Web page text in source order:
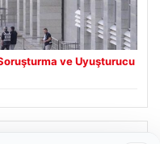
ve Uyuşturucu